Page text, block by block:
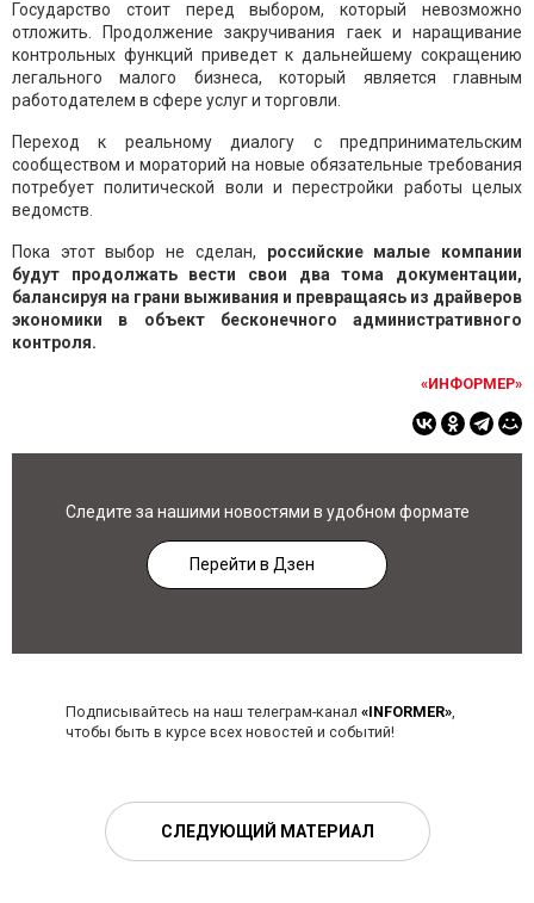
Государство стоит перед выбором, который невозможно
отложить. Продолжение закручивания гаек и наращивание
контрольных функций приведет к дальнейшему сокращению
легального малого бизнеса, который является главным
работодателем в сфере услуг и торговли.
Переход к реальному диалогу с предпринимательским
сообществом и мораторий на новые обязательные требования
потребует политической воли и перестройки работы целых
ведомств.
Пока этот выбор не сделан, российские малые компании
будут продолжать вести свои два тома документации,
балансируя на грани выживания и превращаясь из драйверов
экономики в объект бесконечного административного
контроля.
«ИНФОРМЕР»
Следите за нашими новостями в удобном формате
Перейти в Дзен
Подписывайтесь на наш телеграм-канал «INFORMER»,
чтобы быть в курсе всех новостей и событий!
СЛЕДУЮЩИЙ МАТЕРИАЛ